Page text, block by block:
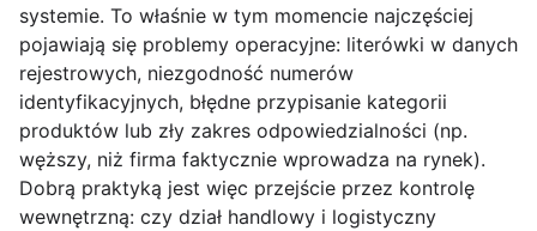
systemie. To właśnie w tym momencie najczęściej
pojawiają się problemy operacyjne: literówki w danych
rejestrowych, niezgodność numerów
identyfikacyjnych, błędne przypisanie kategorii
produktów lub zły zakres odpowiedzialności (np.
węższy, niż firma faktycznie wprowadza na rynek).
Dobrą praktyką jest więc przejście przez kontrolę
wewnętrzną: czy dział handlowy i logistyczny